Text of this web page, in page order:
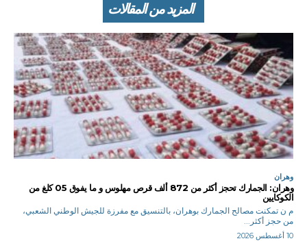
المزيد من المقالات
وهران
وهران: الجمارك تحجز أكثر من 872 ألف قرص مهلوس و ما يفوق 05 كلغ من
الكوكايين
م ن تمكنت مصالح الجمارك بوهران، بالتنسيق مع مفرزة للجيش الوطني الشعبي،
من حجز أكثر...
10 أغسطس 2026